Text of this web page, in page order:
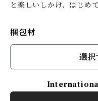
と楽しいしかけ、はじめ
梱包材
選択